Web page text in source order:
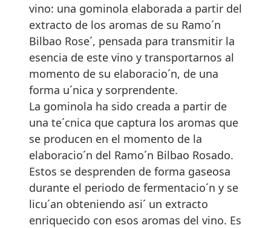
vino: una gominola elaborada a partir del
extracto de los aromas de su Ramo´n
Bilbao Rose´, pensada para transmitir la
esencia de este vino y transportarnos al
momento de su elaboracio´n, de una
forma u´nica y sorprendente.
La gominola ha sido creada a partir de
una te´cnica que captura los aromas que
se producen en el momento de la
elaboracio´n del Ramo´n Bilbao Rosado.
Estos se desprenden de forma gaseosa
durante el periodo de fermentacio´n y se
licu´an obteniendo asi´ un extracto
enriquecido con esos aromas del vino. Es